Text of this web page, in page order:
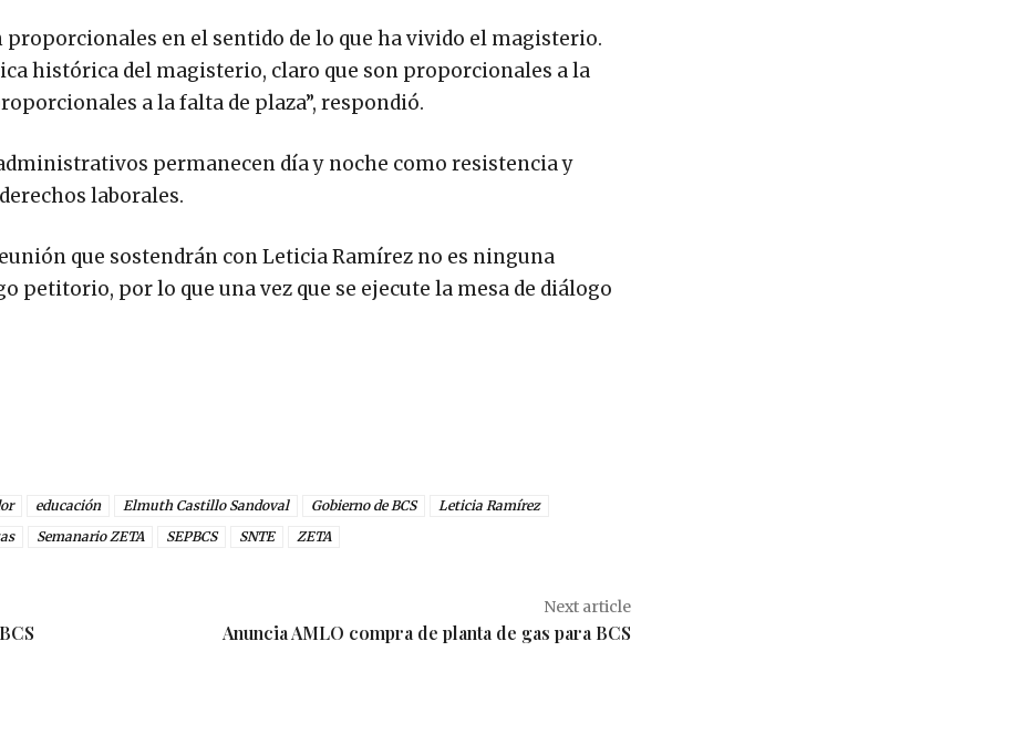
proporcionales en el sentido de lo que ha vivido el magisterio.
histórica del magisterio, claro que son proporcionales a la
a la falta de plaza”, respondió.
permanecen día y noche como resistencia y
laborales.
que sostendrán con Leticia Ramírez no es ninguna
petitorio, por lo que una vez que se ejecute la mesa de diálogo
educación Elmuth Castillo Sandoval Gobierno de BCS
Leticia Ramírez
Semanario ZETA SEPBCS SNTE ZETA
Next article
Anuncia AMLO compra de planta de gas para BCS